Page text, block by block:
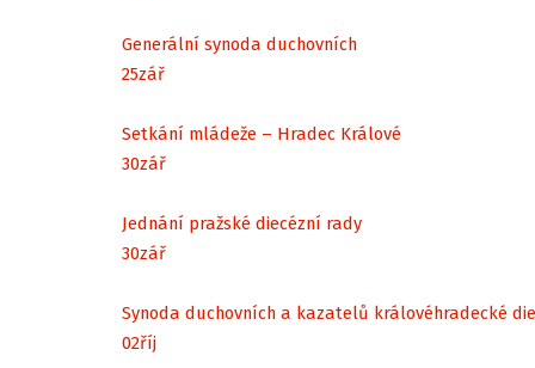
Generální synoda duchovních
25zář
Setkání mládeže – Hradec Králové
30zář
Jednání pražské diecézní rady
30zář
Synoda duchovních a kazatelů královéhradecké
02říj